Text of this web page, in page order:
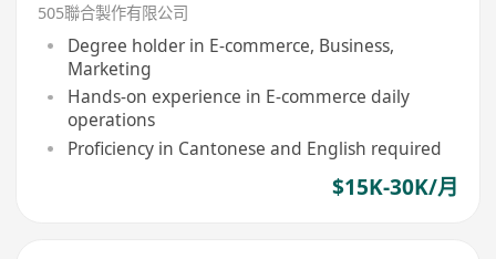
505聯合製作有限公司
Degree holder in E-commerce, Business,
Marketing
Hands-on experience in E-commerce daily
operations
Proficiency in Cantonese and English required
$15K-30K/月